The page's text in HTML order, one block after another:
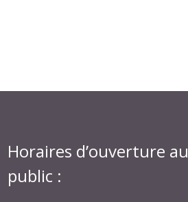
Horaires d’ouverture au
public :